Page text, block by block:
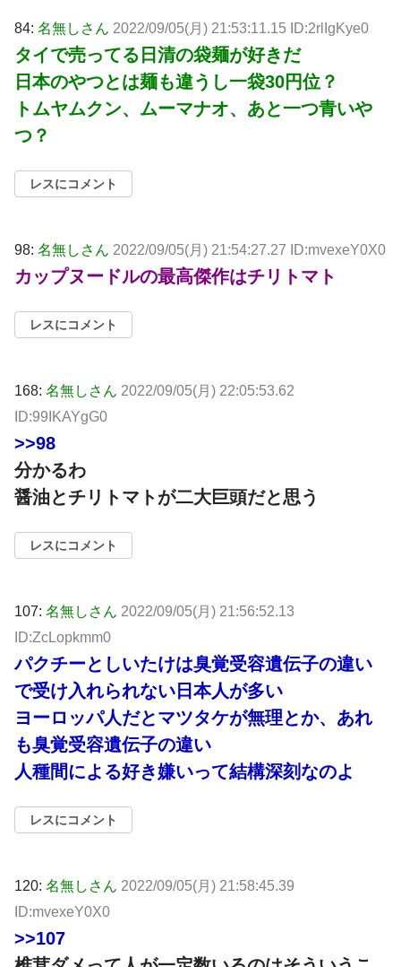
84: 名無しさん 2022/09/05(月) 21:53:11.15 ID:2rlIgKye0
タイで売ってる日清の袋麺が好きだ
日本のやつとは麺も違うし一袋30円位？
トムヤムクン、ムーマナオ、あと一つ青いや
つ？
レスにコメント
98: 名無しさん 2022/09/05(月) 21:54:27.27 ID:mvexeY0X0
カップヌードルの最高傑作はチリトマト
レスにコメント
168: 名無しさん 2022/09/05(月) 22:05:53.62
ID:99IKAYgG0
>>98
分かるわ
醤油とチリトマトが二大巨頭だと思う
レスにコメント
107: 名無しさん 2022/09/05(月) 21:56:52.13
ID:ZcLopkmm0
パクチーとしいたけは臭覚受容遺伝子の違い
で受け入れられない日本人が多い
ヨーロッパ人だとマツタケが無理とか、あれ
も臭覚受容遺伝子の違い
人種間による好き嫌いって結構深刻なのよ
レスにコメント
120: 名無しさん 2022/09/05(月) 21:58:45.39
ID:mvexeY0X0
>>107